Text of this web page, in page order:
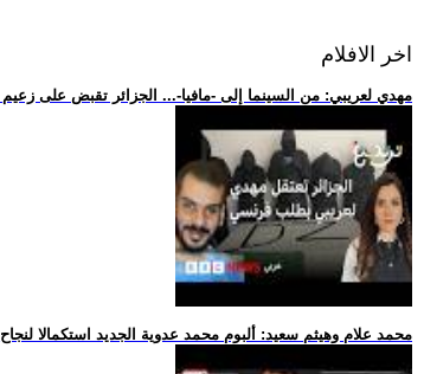
اخر الافلام
.. مهدي لعريبي: من السينما إلى -مافيا-... الجزائر تقبض على زعيم
.. محمد علام وهيثم سعيد: ألبوم محمد عدوية الجديد استكمالا لنجاح